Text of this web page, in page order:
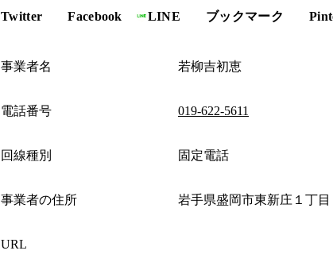
Twitter Facebook LINE ブックマーク
事業者名 若柳吉初恵
電話番号 019-622-5611
回線種別 固定電話
事業者の住所 岩手県盛岡市東新庄１丁目
URL